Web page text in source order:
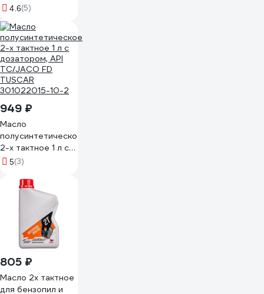
TC, JACO FC, ISO
GGP2121128016540000001
4.6(5)
949 ₽
Масло
полусинтетическое
2-х тактное 1 л с
дозатором, API
TUSCAR
301022015-10-2
5(3)
805 ₽
Масло 2х тактное
для бензопил и